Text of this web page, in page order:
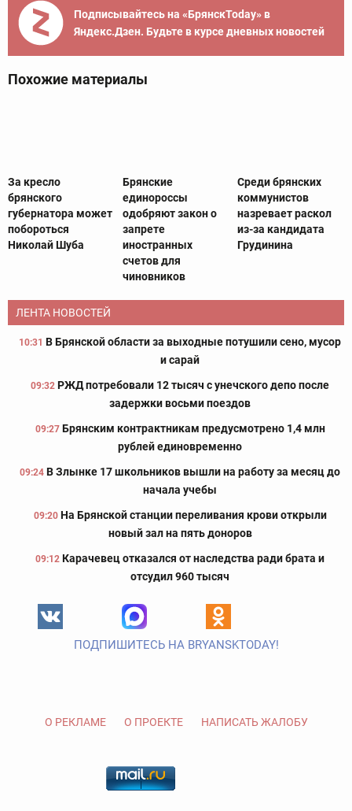
Подписывайтесь на «БрянскToday» в
Яндекс.Дзен. Будьте в курсе дневных новостей
Похожие материалы
За кресло
брянского
губернатора может
побороться
Николай Шуба
Брянские
единороссы
одобряют закон о
запрете
иностранных
счетов для
чиновников
Среди брянских
коммунистов
назревает раскол
из-за кандидата
Грудинина
ЛЕНТА НОВОСТЕЙ
10:31 В Брянской области за выходные потушили сено, мусор
и сарай
09:32 РЖД потребовали 12 тысяч с унечского депо после
задержки восьми поездов
09:27 Брянским контрактникам предусмотрено 1,4 млн
рублей единовременно
09:24 В Злынке 17 школьников вышли на работу за месяц до
начала учебы
09:20 На Брянской станции переливания крови открыли
новый зал на пять доноров
09:12 Карачевец отказался от наследства ради брата и
отсудил 960 тысяч
ПОДПИШИТЕСЬ НА BRYANSKTODAY!
О РЕКЛАМЕ О ПРОЕКТЕ НАПИСАТЬ ЖАЛОБУ